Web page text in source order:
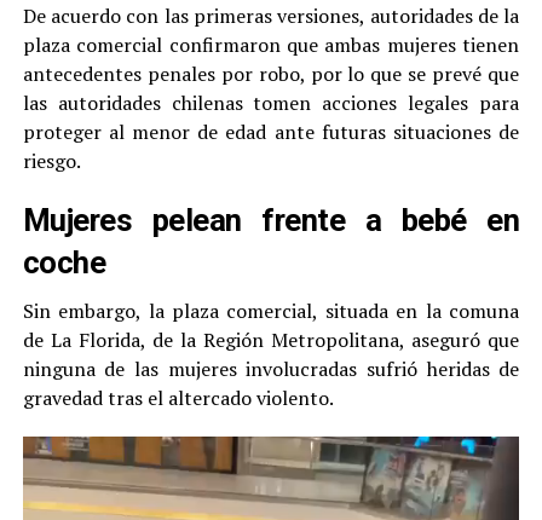
De acuerdo con las primeras versiones, autoridades de la
plaza comercial confirmaron que ambas mujeres tienen
antecedentes penales por robo, por lo que se prevé que
las autoridades chilenas tomen acciones legales para
proteger al menor de edad ante futuras situaciones de
riesgo.
Mujeres pelean frente a bebé en
coche
Sin embargo, la plaza comercial, situada en la comuna
de La Florida, de la Región Metropolitana, aseguró que
ninguna de las mujeres involucradas sufrió heridas de
gravedad tras el altercado violento.
Reproductor
de
vídeo